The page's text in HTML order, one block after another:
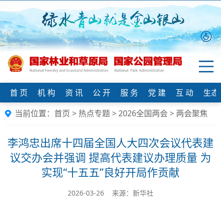
首 页 机 构 资 讯 公 开 服 务 党 建 互 动
生
当前位置： 首页 > 热点专题>2026全国两会 > 两会聚焦
李鸿忠出席十四届全国人大四次会议代表建
议交办会并强调 提高代表建议办理质量 为
实现“十五五”良好开局作贡献
2026-03-26 来源：新华社